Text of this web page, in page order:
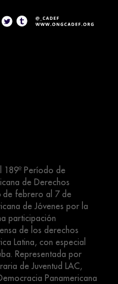
189º Período de
de Derechos
de febrero al 7 de
de Jóvenes por la
participación
de los derechos
Latina, con especial
Representada por
de Juventud LAC,
Panamericana